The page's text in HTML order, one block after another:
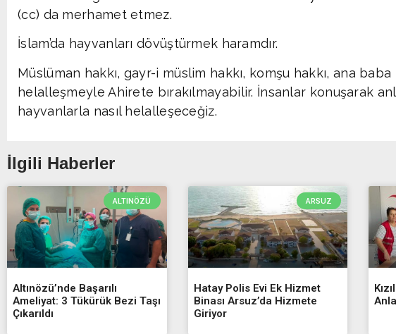
(cc) da merhamet etmez.
İslam’da hayvanları dövüştürmek haramdır.
Müslüman hakkı, gayr-i müslim hakkı, komşu hakkı, ana baba
helalleşmeyle Ahirete bırakılmayabilir. İnsanlar konuşarak
hayvanlarla nasıl helalleşeceğiz.
İlgili Haberler
ALTINÖZÜ
Altınözü’nde Başarılı
Ameliyat: 3 Tükürük Bezi Taşı
Çıkarıldı
ARSUZ
Hatay Polis Evi Ek Hizmet
Binası Arsuz’da Hizmete
Giriyor